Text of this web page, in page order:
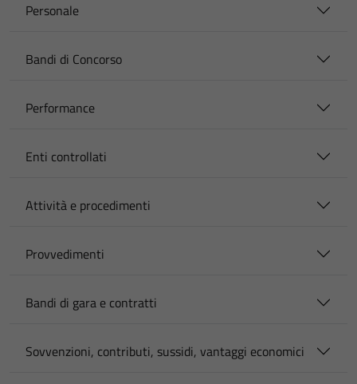
Personale
Bandi di Concorso
Performance
Enti controllati
Attività e procedimenti
Provvedimenti
Bandi di gara e contratti
Sovvenzioni, contributi, sussidi, vantaggi economici